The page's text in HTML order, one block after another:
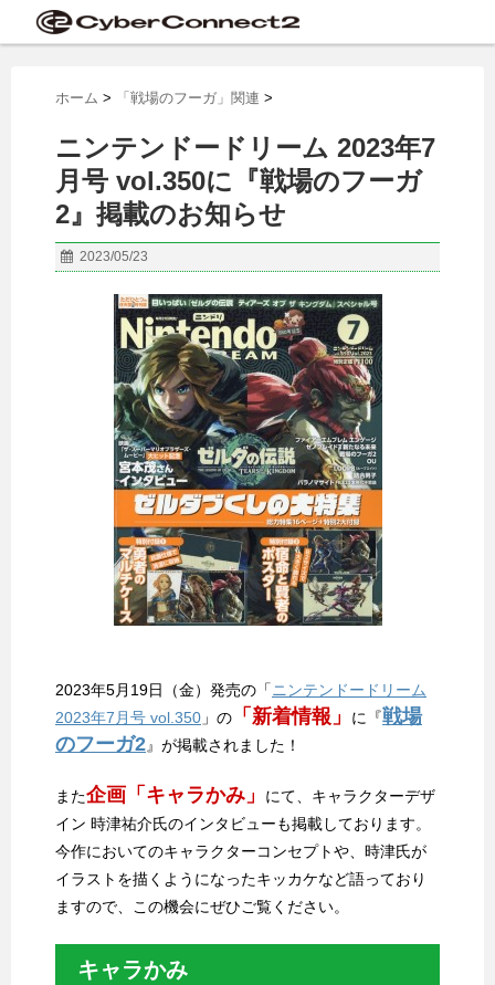
ホーム > 「戦場のフーガ」関連 >
ニンテンドードリーム 2023年7
月号 vol.350に『戦場のフーガ
2』掲載のお知らせ
2023/05/23
2023年5月19日（金）発売の「 ニンテンドードリーム
2023年7月号 vol.350 」の 「新着情報」 に『戦場
のフーガ2』が掲載されました！
また企画「キャラかみ」
にて、キャラクターデザ
イン 時津祐介氏のインタビューも掲載しております。
今作においてのキャラクターコンセプトや、時津氏が
イラストを描くようになったキッカケなど語っており
ますので、この機会にぜひご覧ください。
キャラかみ